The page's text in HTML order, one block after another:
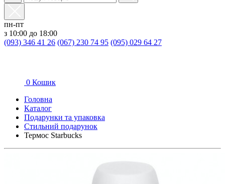
пн-пт
з 10:00 до 18:00
(093) 346 41 26 (067) 230 74 95 (095) 029 64 27
0 Кошик
Головна
Каталог
Подарунки та упаковка
Стильний подарунок
Термос Starbucks